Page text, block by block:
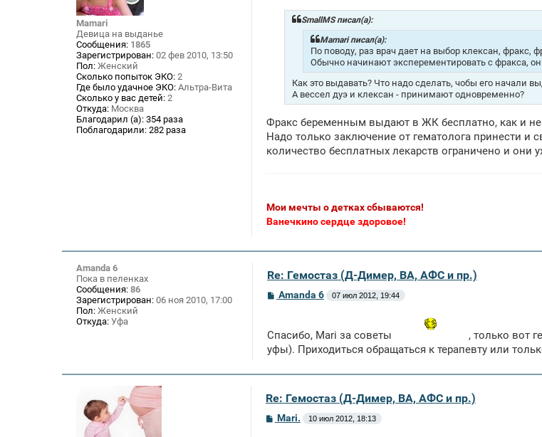
Mamari
Девица на выданье
Сообщения: 1865
Зарегистрирован: 02 фев 2010, 13:50
Пол: Женский
Сколько попыток ЭКО: 2
Где было удачное ЭКО: Альтра-Вита
Сколько у вас детей: 2
Откуда: Москва
Благодарил (а): 354 раза
Поблагодарили: 282 раза
SmallMS писал(а):
Mamari писал(а):
По поводу, раз врач дает на выбор клексан, фракс,
Обычно начинают эксперементировать с фракса,
Как это выдавать? Что надо сделать, чобы его начали
А вессел дуэ и клексан - принимают одновременно?
Фракс беременным выдают в ЖК бесплатно, как и
Надо только заключение от гематолога принести
количество бесплатных лекарств ограничено и они
Мои мечты о детках сбываются!
Ванечкино сердце здоровое!
Amanda 6
Пока в пеленках
Сообщения: 86
Зарегистрирован: 06 ноя 2010, 17:00
Пол: Женский
Откуда: Уфа
Re: Гемостаз (Д-Димер, ВА, АФС и пр.)
С
щ
е
н
е
Amanda 6 07 июл 2012, 19:44
Спасибо, Mari за советы
, только вот
уфы). Приходиться обращаться к терапевту или
Re: Гемостаз (Д-Димер, ВА, АФС и пр.)
СMari. 10 июл 2012, 18:13